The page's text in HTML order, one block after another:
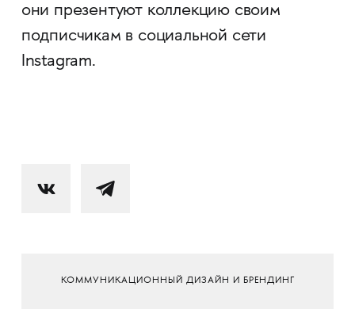
они презентуют коллекцию своим
подписчикам в социальной сети
Instagram.
КОММУНИКАЦИОННЫЙ ДИЗАЙН И БРЕНДИНГ